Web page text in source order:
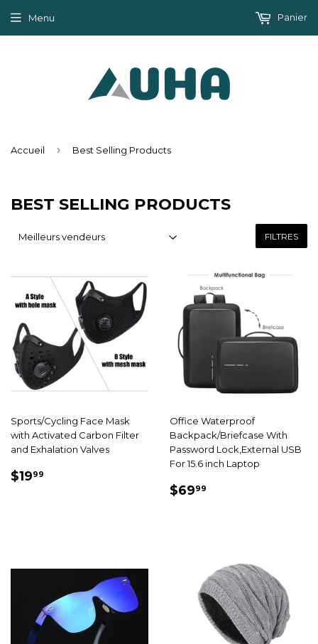
Menu Panier
Accueil › Best Selling Products
BEST SELLING PRODUCTS
FILTRES
Sports/Cycling Face Mask
with Activated Carbon Filter
and Exhalation Valves
PRIX
$1999
Office Waterproof
Backpack/Briefcase With
Password Lock,External USB
For 15.6 inch Laptop
PRIX
$6999